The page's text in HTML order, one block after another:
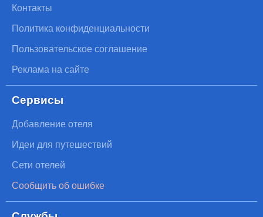
Контакты
Политика конфиденциальности
Пользовательское соглашение
Реклама на сайте
Сервисы
Добавление отеля
Идеи для путешествий
Сети отелей
Сообщить об ошибке